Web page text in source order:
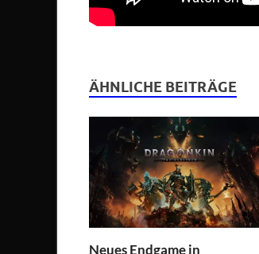
ÄHNLICHE BEITRÄGE
Neues Endgame in